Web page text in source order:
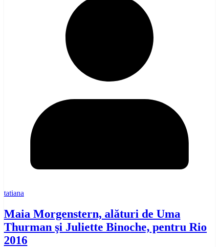
tatiana
Maia Morgenstern, alături de Uma
Thurman şi Juliette Binoche, pentru Rio
2016